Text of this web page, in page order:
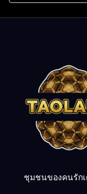
ชุมชนของคนรักเ